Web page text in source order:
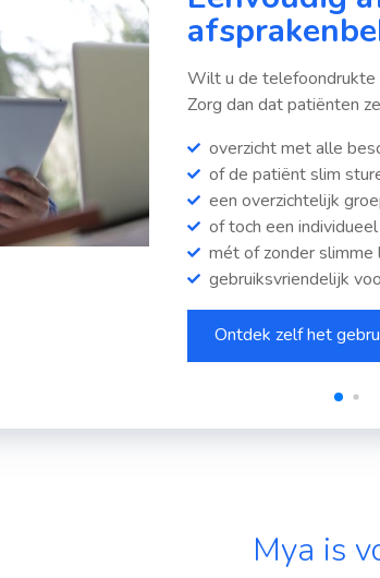
Wilt u de telefoondrukte
Zorg dan dat patiënten
overzicht met alle
of de patiënt slim
een overzichtelijk
of toch een
mét of zonder slimme
gebruiksvriendelijk
Ontdek zelf het
Mya is